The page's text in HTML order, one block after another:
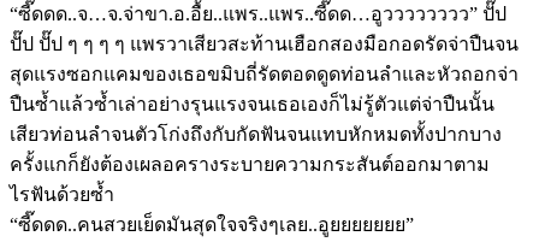
“ซี๊ดดด..จ…จ.จ่าขา.อ.อื้ย..แพร..แพร..ซี๊ดด…อูวววววววว” ปั๊ป
ปั๊ป ปั๊ป ๆ ๆ ๆ ๆ แพรวาเสียวสะท้านเฮือกสองมือกอดรัดจ่าปืนจน
สุดแรงซอกแคมของเธอขมิบถี่รัดตอดดูดท่อนลำและหัวถอกจ่า
ปืนซ้ำแล้วซ้ำเล่าอย่างรุนแรงจนเธอเองก็ไม่รู้ตัวแต่จ่าปืนนั้น
เสียวท่อนลำจนตัวโก่งถึงกับกัดฟันจนแทบหักหมดทั้งปากบาง
ครั้งแกก็ยังต้องเผลอครางระบายความกระสันต์ออกมาตาม
ไรฟันด้วยซ้ำ
“ซี๊ดดด..คนสวยเย็ดมันสุดใจจริงๆเลย..อูยยยยยยย”